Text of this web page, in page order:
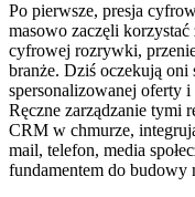
Po pierwsze, presja
masowo zaczęli
cyfrowej rozrywki,
branże. Dziś oczekują
spersonalizowanej oferty
Ręczne zarządzanie tymi
CRM w chmurze,
mail, telefon, media
fundamentem do budowy